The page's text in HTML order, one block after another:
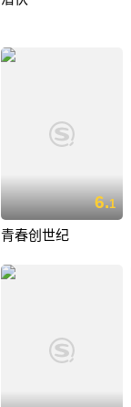
6.1
青春创世纪